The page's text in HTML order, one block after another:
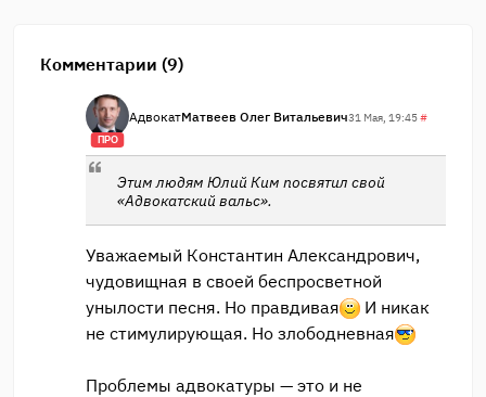
Комментарии (9)
ПРО
АдвокатМатвеев Олег Витальевич31 Мая, 19:45#
Этим людям Юлий Ким посвятил свой
«Адвокатский вальс».
Уважаемый Константин Александрович,
чудовищная в своей беспросветной
унылости песня. Но правдивая
И никак
не стимулирующая. Но злободневная
Проблемы адвокатуры — это и не